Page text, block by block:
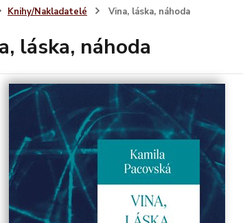
Knihy/Nakladatelé Vina, láska, náhoda
láska, náhoda